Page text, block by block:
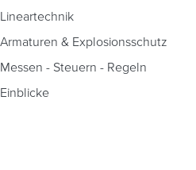
Lineartechnik
Armaturen & Explosionsschutz
Messen - Steuern - Regeln
Einblicke